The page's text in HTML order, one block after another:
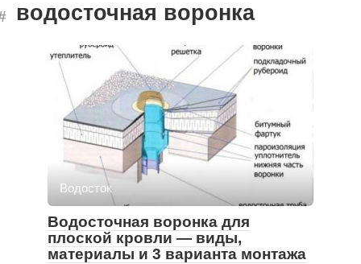
водосточная воронка
Водосток
Водосточная воронка для
плоской кровли — виды,
материалы и 3 варианта монтажа